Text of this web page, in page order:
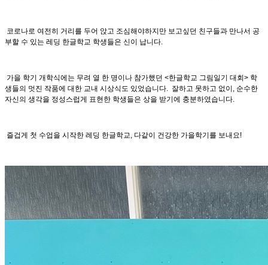
코로나로 여전히 거리를 두어 앉고 조심해야하지만 보고싶던 친구들과 만나서 공
부할 수 있는 레딩 한글학교 학생들은 신이 납니다.
가을 학기 개학식에는 무려 열 한 명이나 참가했던 <한글학교 그림일기 대회> 학
생들의 멋진 작품에 대한 교내 시상식도 있었습니다. 잘하고 못하고 없이, 순수한
자신의 생각을 정성스럽게 표현한 학생들은 상을 받기에 충분하였습니다.
즐겁게 첫 수업을 시작한 레딩 한글학교, 다같이 건강한 가을학기를 보내요!